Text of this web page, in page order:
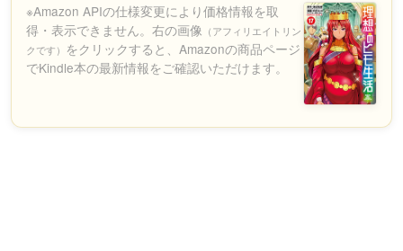
※Amazon APIの仕様変更により価格情報を取
得・表示できません。右の画像 （アフィリエイトリン
クです） をクリックすると、Amazonの商品ページ
でKindle本の最新情報をご確認いただけます。